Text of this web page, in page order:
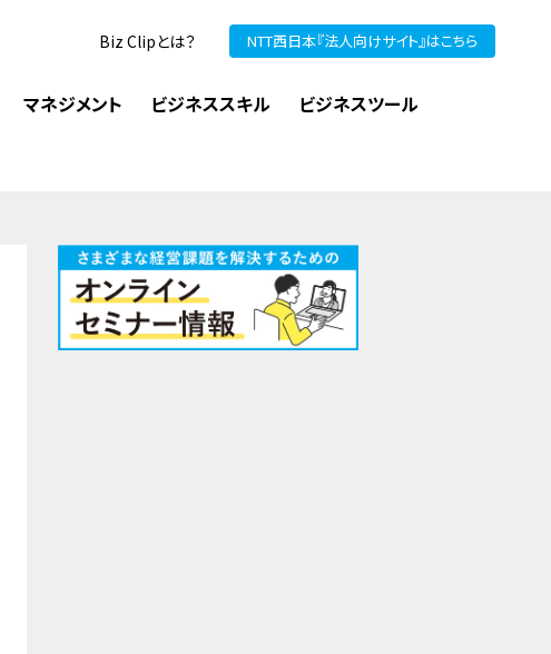
Biz Clipとは？ NTT西日本『法人向けサイト』はこちら
マネジメント ビジネススキル ビジネスツール